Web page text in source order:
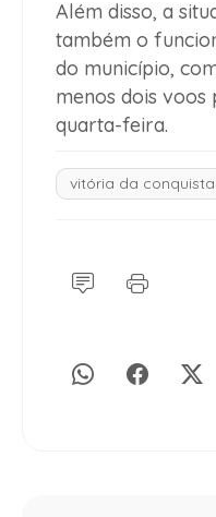
Além disso, a
também o
do município,
menos dois
quarta-feira.
vitória da conquista